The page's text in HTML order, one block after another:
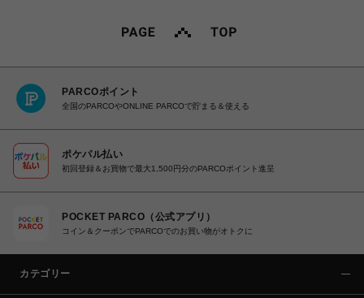
PARCOポイント
全国のPARCOやONLINE PARCOで貯まる＆使える
ポケパル払い
初回登録＆お買物で最大1,500円分のPARCOポイント進呈
POCKET PARCO（公式アプリ）
コイン＆クーポンでPARCOでのお買い物がオトクに
カテゴリー